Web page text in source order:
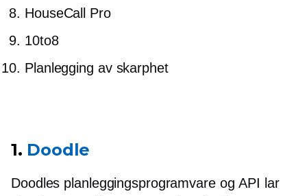
HouseCall Pro
10to8
Planlegging av skarphet
1. Doodle
Doodles planleggingsprogramvare og API lar